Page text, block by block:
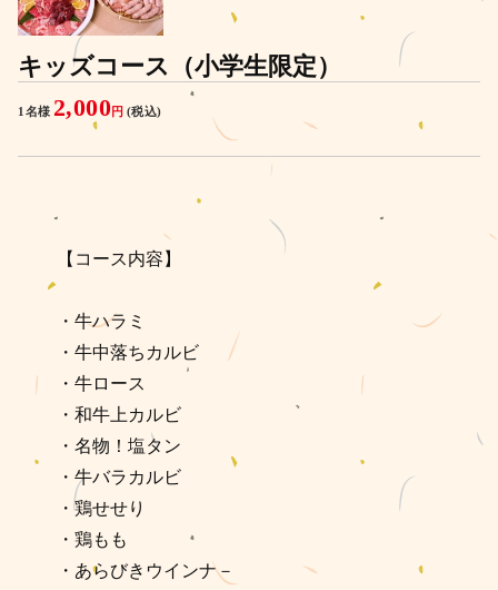
キッズコース（小学生限定）
1名様 2,000円 (税込)
【コース内容】
・牛ハラミ
・牛中落ちカルビ
・牛ロース
・和牛上カルビ
・名物！塩タン
・牛バラカルビ
・鶏せせり
・鶏もも
・あらびきウインナ－